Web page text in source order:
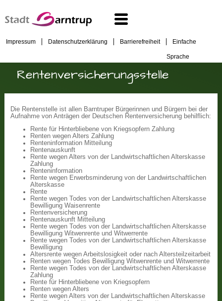
Impressum Datenschutzerklärung Barrierefreiheit Einfache
Sprache
Rentenversicherungsstelle
Die Rentenstelle ist allen Barntruper Bürgerinnen und Bürgern bei der
Aufnahme von Anträgen der Deutschen Rentenversicherung behilflich:
Rente für Hinterbliebene von Kriegsopfern Zahlung
Renten wegen Alters Zahlung
Renteninformation Mitteilung
Rentenauskunft
Rente wegen Alters von der Landwirtschaftlichen Alterskasse
Zahlung
Renteninformation
Rente wegen Erwerbsminderung von der Landwirtschaftlichen
Alterskasse
Rente
Rente wegen Todes von der Landwirtschaftlichen Alterskasse
Bewilligung Waisenrente
Rentenversicherung
Rentenauskunft Mitteilung
Rente wegen Todes von der Landwirtschaftlichen Alterskasse
Bewilligung Witwenrente und Witwerrente
Rente wegen Todes von der Landwirtschaftlichen Alterskasse
Bewilligung
Altersrente wegen Arbeitslosigkeit oder nach Altersteilzeitarbeit
Renten wegen Todes Bewilligung Witwenrente und Witwerrente
Rente wegen Todes von der Landwirtschaftlichen Alterskasse
Zahlung
Rente für Hinterbliebene von Kriegsopfern
Renten wegen Alters
Rente wegen Alters von der Landwirtschaftlichen Alterskasse